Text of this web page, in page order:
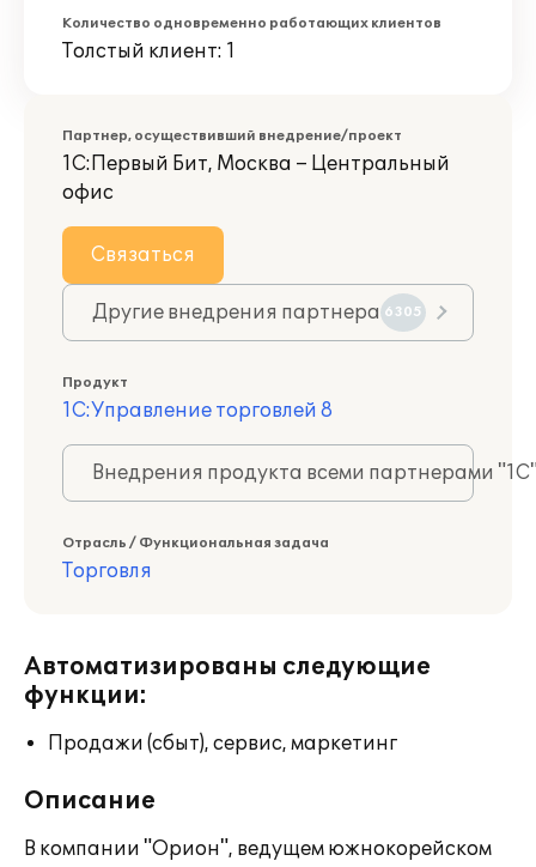
Количество одновременно работающих клиентов
Толстый клиент: 1
Партнер, осуществивший внедрение/проект
1С:Первый Бит, Москва – Центральный
офис
Связаться
Другие внедрения партнера 6305
Продукт
1С:Управление торговлей 8
Внедрения продукта всеми партнерами
Отрасль / Функциональная задача
Торговля
Автоматизированы следующие
функции:
Продажи (сбыт), сервис, маркетинг
Описание
В компании "Орион", ведущем южнокорейском